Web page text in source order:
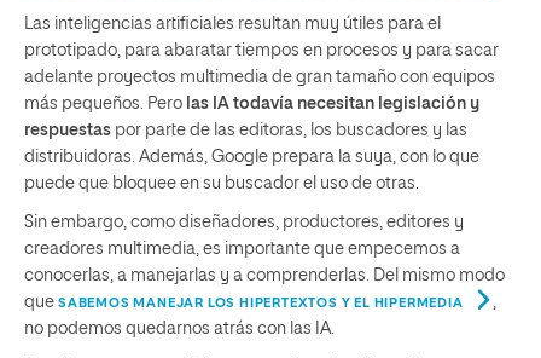
Las inteligencias artificiales resultan muy útiles para el
prototipado, para abaratar tiempos en procesos y para sacar
adelante proyectos multimedia de gran tamaño con equipos
más pequeños. Pero las IA todavía necesitan legislación y
respuestas por parte de las editoras, los buscadores y las
distribuidoras. Además, Google prepara la suya, con lo que
puede que bloquee en su buscador el uso de otras.
Sin embargo, como diseñadores, productores, editores y
creadores multimedia, es importante que empecemos a
conocerlas, a manejarlas y a comprenderlas. Del mismo modo
que SABEMOS MANEJAR LOS HIPERTEXTOS Y EL HIPERMEDIA
,
no podemos quedarnos atrás con las IA.